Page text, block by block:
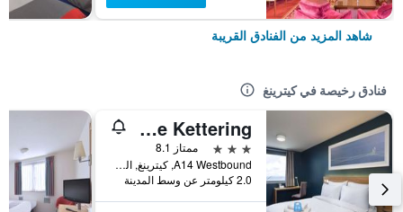
شاهد المزيد من الفنادق القريبة
فنادق رخيصة في كيترينغ
Travelodge Kettering
3 نجوم
ممتاز 8.1
A14 Westbound, كيترينغ, المملكة المتحدة
2.0 كيلومتر عن وسط المدينة